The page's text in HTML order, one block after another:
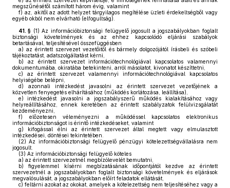
megszűnésétől számított három évig, valamint
f) az, akitől az adott helyzet tárgyilagos megítélése üzleti érdekeltségből vagy
egyéb okból nem elvárható (elfogultság).
41. § (1) Az információbiztonsági felügyelő jogosult a jogszabályokban foglalt
biztonsági követelmények és az ehhez kapcsolódó eljárási szabályok
betartásával, teljesítésével összefüggésben
a) az érintett szervezet vezetőitől és bármely dolgozójától írásbeli és szóbeli
tájékoztatást, adatszolgáltatást kérni,
b) az érintett szervezet információtechnológiával kapcsolatos valamennyi
dokumentumába, okiratába betekinteni, arról másolatot, kivonatot készíttetni,
c) az érintett szervezet valamennyi információtechnológiával kapcsolatos
helyiségébe belépni,
d) azonnali intézkedést javasolni az érintett szervezet vezetőjének a
közvetlen fenyegetés elhárításához (működés korlátozása, leállítása),
e) intézkedést javasolni a jogszabályszerű működés kialakításához vagy
helyreállításához, ennek keretében az érintett szabályzatok felülvizsgálatát
kezdeményezni,
f) előzetesen véleményezni a működéssel kapcsolatos elektronikus
információbiztonságot is érintő intézkedéseket, valamint
g) kifogással élni az érintett szervezet által megtett vagy elmulasztott
intézkedései, döntései tekintetében.
(2) Az információbiztonsági felügyelő pénzügyi kötelezettségvállalásra nem
jogosult.
(3) Az információbiztonsági felügyelő köteles
a) az érintett szervezetnél megbízólevelét bemutatni,
b) figyelemmel kísérni megbízatásának időpontjától kezdve az érintett
szervezetnél a jogszabályokban foglalt biztonsági követelmények és eljárások
megvalósulását, a jogszabályokban előírt feladatok ellátását,
c) feltárni azokat az okokat, amelyek a kötelezettség nem teljesítéséhez vagy a